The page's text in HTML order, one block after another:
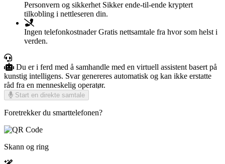
Personvern og sikkerhet Sikker ende-til-ende kryptert
tilkobling i nettleseren din.
Ingen telefonkostnader Gratis nettsamtale fra hvor som helst i
verden.
Du er i ferd med å samhandle med en virtuell assistent basert på
kunstig intelligens. Svar genereres automatisk og kan ikke erstatte
råd fra en menneskelig operatør.
Start en direkte samtale
Foretrekker du smarttelefonen?
Skann og ring